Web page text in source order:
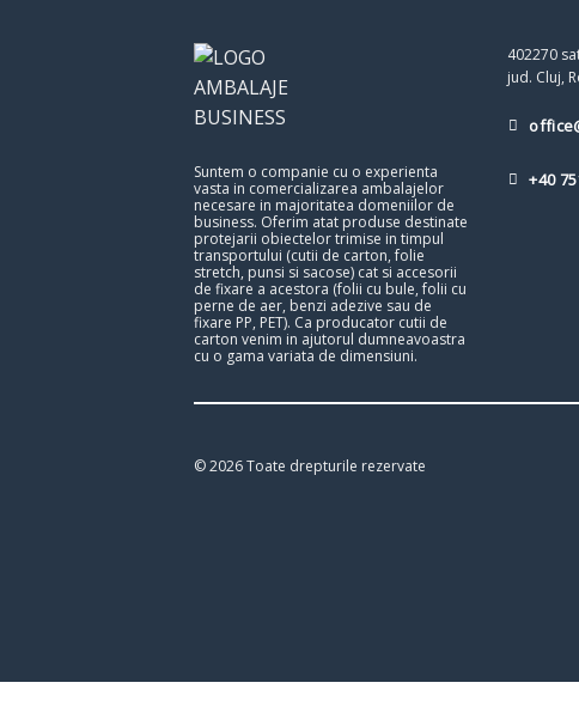
Suntem o companie cu o experienta
vasta in comercializarea ambalajelor
necesare in majoritatea domeniilor de
business. Oferim atat produse destinate
protejarii obiectelor trimise in timpul
transportului (cutii de carton, folie
stretch, punsi si sacose) cat si accesorii
de fixare a acestora (folii cu bule, folii cu
perne de aer, benzi adezive sau de
fixare PP, PET). Ca producator cutii de
carton venim in ajutorul dumneavoastra
cu o gama variata de dimensiuni.
402270
jud. Cluj,
+40
© 2026 Toate drepturile rezervate